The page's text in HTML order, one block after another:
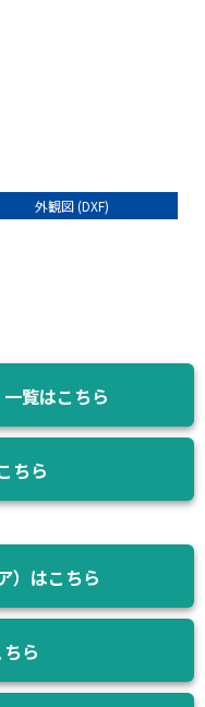
外観図 (DXF)
覧はこちら
ちら
）はこちら
ら